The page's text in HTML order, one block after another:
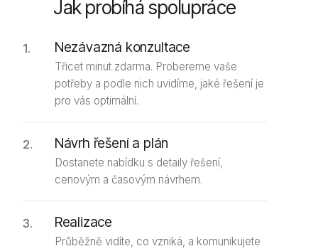
Jak probíhá spolupráce
Nezávazná konzultace
Třicet minut zdarma. Probereme vaše
potřeby a podle nich uvidíme, jaké řešení je
pro vás optimální.
Návrh řešení a plán
Dostanete nabídku s detaily řešení,
cenovým a časovým návrhem.
Realizace
Průběžně vidíte, co vzniká, a komunikujete